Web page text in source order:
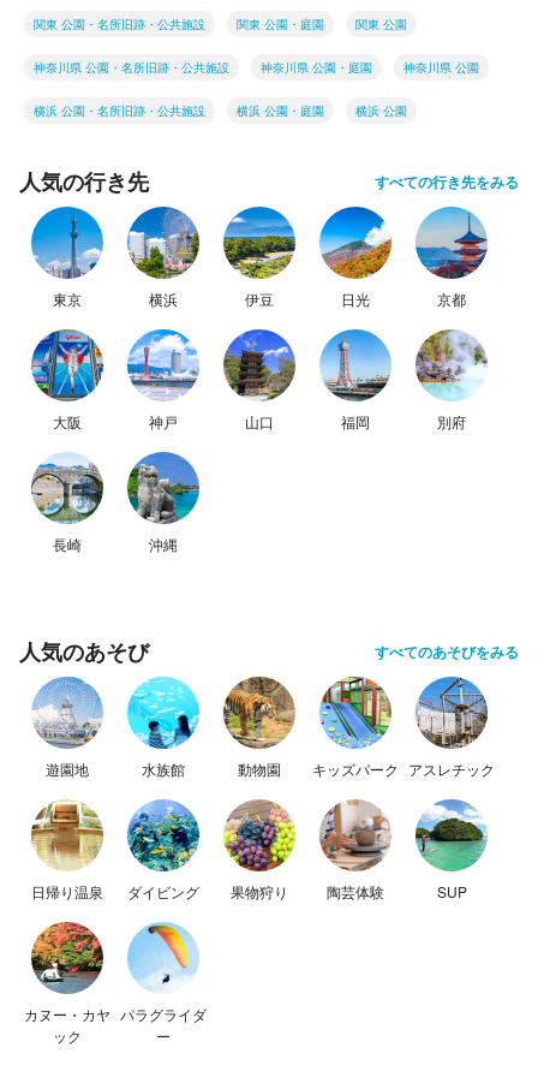
関東 公園・名所旧跡・公共施設 関東 公園・庭園 関東 公園
神奈川県 公園・名所旧跡・公共施設 神奈川県 公園・庭園 神奈川県 公園
横浜 公園・名所旧跡・公共施設 横浜 公園・庭園 横浜 公園
人気の行き先 すべての行き先をみる
東京 横浜 伊豆 日光 京都
大阪 神戸 山口 福岡 別府
長崎 沖縄
人気のあそび すべてのあそびをみる
遊園地 水族館 動物園 キッズパーク アスレチック
日帰り温泉 ダイビング 果物狩り 陶芸体験 SUP
カヌー・カヤ
ック
パラグライダ
ー